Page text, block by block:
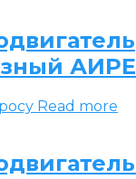
АИРЕ
Read more